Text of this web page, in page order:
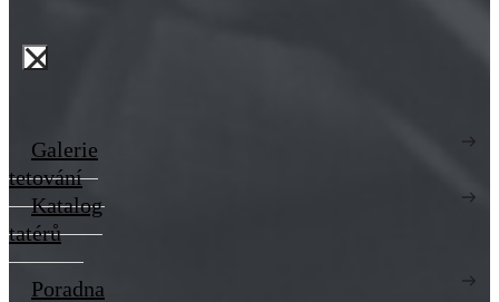
Galerie
tetování
Katalog
tatérů
Poradna